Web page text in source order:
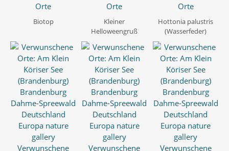
Biotop
Kleiner
Helloweengruß
Hottonia palustris
(Wasserfeder)